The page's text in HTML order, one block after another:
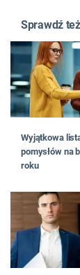
Sprawdź
Wyjątkowa
pomysłów na
roku